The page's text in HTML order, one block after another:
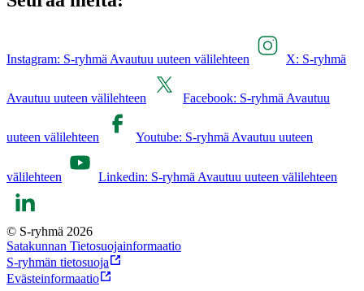
Instagram: S-ryhmä Avautuu uuteen välilehteen X: S-ryhmä
Avautuu uuteen välilehteen Facebook: S-ryhmä Avautuu
uuteen välilehteen Youtube: S-ryhmä Avautuu uuteen
välilehteen Linkedin: S-ryhmä Avautuu uuteen välilehteen
© S-ryhmä 2026
Satakunnan Tietosuojainformaatio
S-ryhmän tietosuoja
Evästeinformaatio